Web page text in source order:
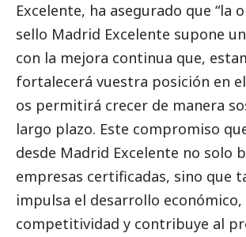
Excelente, ha asegurado que “la
sello Madrid Excelente supone
con la mejora continua que,
fortalecerá vuestra posición en
os permitirá crecer de manera
largo plazo. Este compromiso
desde Madrid Excelente no solo
empresas certificadas, sino que
impulsa el desarrollo
competitividad y contribuye al